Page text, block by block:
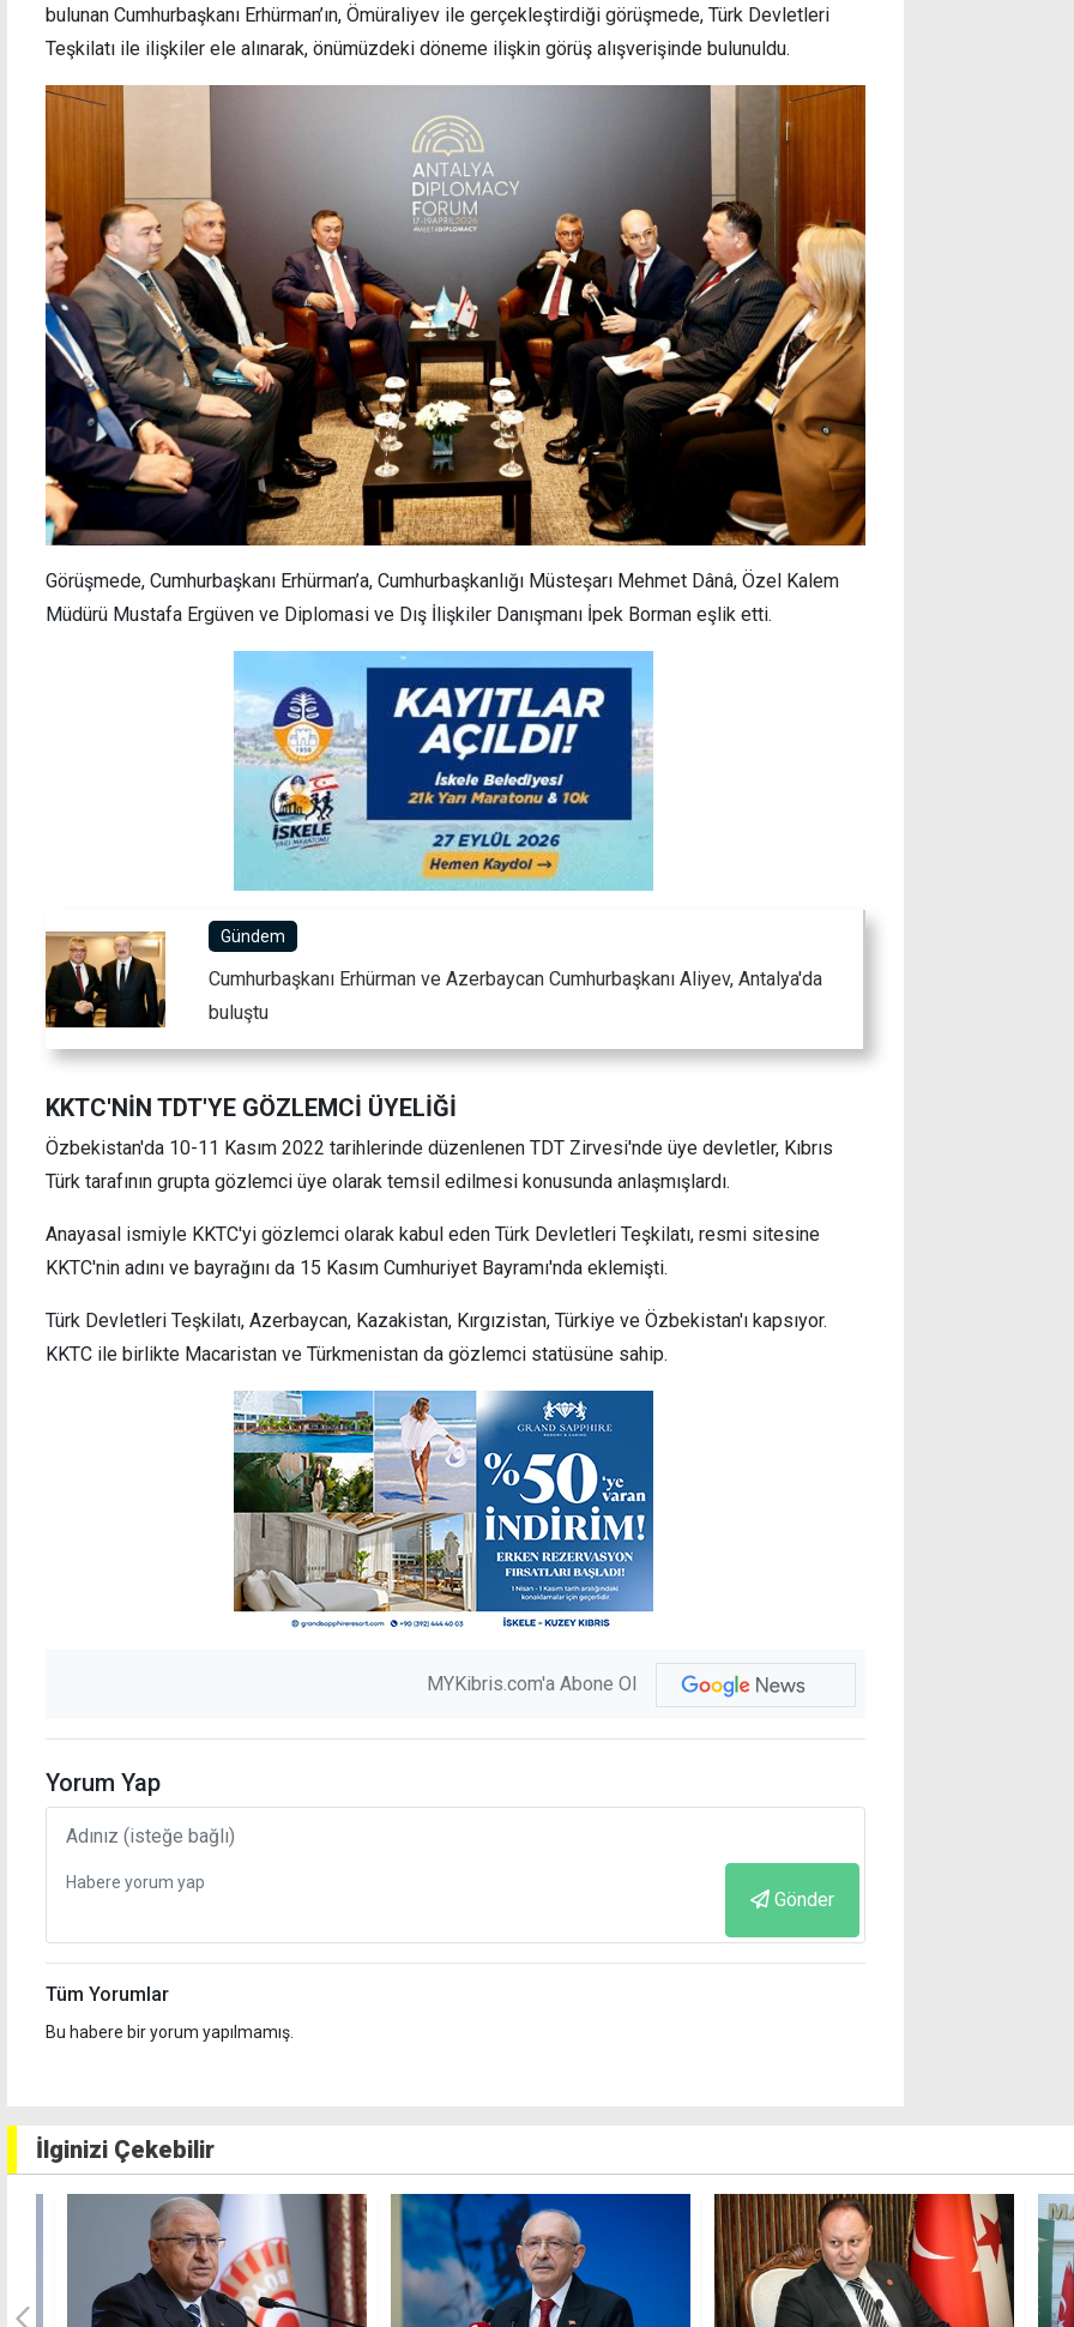
bulunan Cumhurbaşkanı Erhürman’ın, Ömüraliyev ile gerçekleştirdiği görüşmede, Türk Devletleri
Teşkilatı ile ilişkiler ele alınarak, önümüzdeki döneme ilişkin görüş alışverişinde bulunuldu.
Görüşmede, Cumhurbaşkanı Erhürman’a, Cumhurbaşkanlığı Müsteşarı Mehmet Dânâ, Özel Kalem
Müdürü Mustafa Ergüven ve Diplomasi ve Dış İlişkiler Danışmanı İpek Borman eşlik etti.
Gündem
Cumhurbaşkanı Erhürman ve Azerbaycan Cumhurbaşkanı Aliyev, Antalya'da
buluştu
KKTC'NİN TDT'YE GÖZLEMCİ ÜYELİĞİ
Özbekistan'da 10-11 Kasım 2022 tarihlerinde düzenlenen TDT Zirvesi'nde üye devletler, Kıbrıs
Türk tarafının grupta gözlemci üye olarak temsil edilmesi konusunda anlaşmışlardı.
Anayasal ismiyle KKTC'yi gözlemci olarak kabul eden Türk Devletleri Teşkilatı, resmi sitesine
KKTC'nin adını ve bayrağını da 15 Kasım Cumhuriyet Bayramı'nda eklemişti.
Türk Devletleri Teşkilatı, Azerbaycan, Kazakistan, Kırgızistan, Türkiye ve Özbekistan'ı kapsıyor.
KKTC ile birlikte Macaristan ve Türkmenistan da gözlemci statüsüne sahip.
MYKibris.com'a Abone Ol
Yorum Yap
Gönder
Tüm Yorumlar
Bu habere bir yorum yapılmamış.
İlginizi Çekebilir